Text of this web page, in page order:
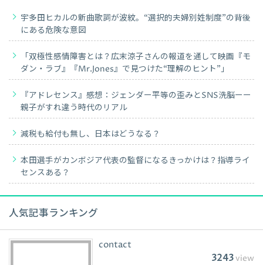
宇多田ヒカルの新曲歌詞が波紋。“選択的夫婦別姓制度”の背後
にある危険な意図
「双極性感情障害とは？広末涼子さんの報道を通して映画『モ
ダン・ラブ』『Mr.Jones』で見つけた“理解のヒント”」
『アドレセンス』感想：ジェンダー平等の歪みとSNS洗脳ーー
親子がすれ違う時代のリアル
減税も給付も無し、日本はどうなる？
本田選手がカンボジア代表の監督になるきっかけは？指導ライ
センスある？
人気記事ランキング
contact
3243view